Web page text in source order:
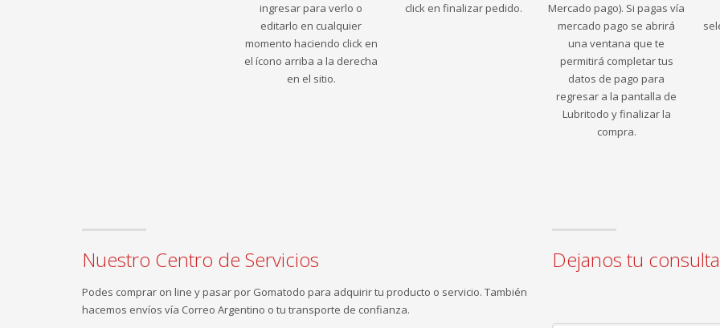
ingresar para verlo o
editarlo en cualquier
momento haciendo click en
el ícono arriba a la derecha
en el sitio.
click en finalizar pedido.
Mercado pago). Si pagas vía
mercado pago se abrirá
una ventana que te
permitirá completar tus
datos de pago para
regresar a la pantalla de
Lubritodo y finalizar la
compra.
Nuestro Centro de Servicios
Podes comprar on line y pasar por Gomatodo para adquirir tu producto o servicio. También
hacemos envíos vía Correo Argentino o tu transporte de confianza.
Dejanos tu consulta